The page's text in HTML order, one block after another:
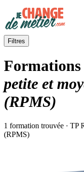
Filtres
Formations
petite et
(RPMS)
1 formation trouvée · TP
(RPMS)